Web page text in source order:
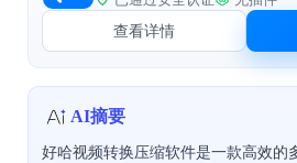
查看详情
AI摘要
好哈视频转换压缩软件是一款高效的